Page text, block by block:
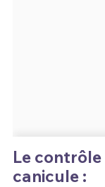
Le
canicule :